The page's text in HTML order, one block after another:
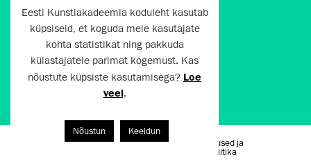
Põhja puiestee 7
Tallinn 10412
artun@artun.ee
+372 6267301
Liitu uudiskirjaga!
Kasutustingimused ja
privaatsuspoliitika
Eesti Kunstiakadeemia koduleht kasutab
küpsiseid, et koguda meie kasutajate
kohta statistikat ning pakkuda
külastajatele parimat kogemust. Kas
nõustute küpsiste kasutamisega? Loe
veel.
Nõustun Keeldun